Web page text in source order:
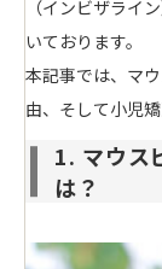
（インビザライ
いております。
本記事では、マ
由、そして小児
1. マウス
は？